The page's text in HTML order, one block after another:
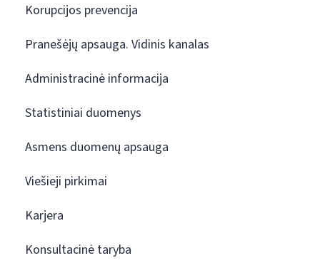
Korupcijos prevencija
Pranešėjų apsauga. Vidinis kanalas
Administracinė informacija
Statistiniai duomenys
Asmens duomenų apsauga
Viešieji pirkimai
Karjera
Konsultacinė taryba